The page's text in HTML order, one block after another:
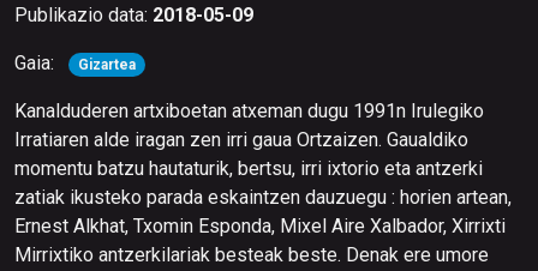
Publikazio data: 2018-05-09
Gaia: Gizartea
Kanalduderen artxiboetan atxeman dugu 1991n Irulegiko
Irratiaren alde iragan zen irri gaua Ortzaizen. Gaualdiko
momentu batzu hautaturik, bertsu, irri ixtorio eta antzerki
zatiak ikusteko parada eskaintzen dauzuegu : horien artean,
Ernest Alkhat, Txomin Esponda, Mixel Aire Xalbador, Xirrixti
Mirrixtiko antzerkilariak besteak beste. Denak ere umore